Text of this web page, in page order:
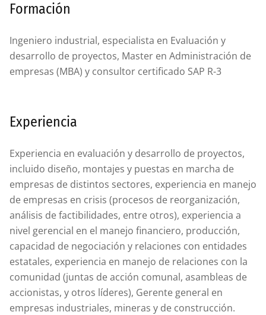
Formación
Ingeniero industrial, especialista en Evaluación y
desarrollo de proyectos, Master en Administración de
empresas (MBA) y consultor certificado SAP R-3
Experiencia
Experiencia en evaluación y desarrollo de proyectos,
incluido diseño, montajes y puestas en marcha de
empresas de distintos sectores, experiencia en manejo
de empresas en crisis (procesos de reorganización,
análisis de factibilidades, entre otros), experiencia a
nivel gerencial en el manejo financiero, producción,
capacidad de negociación y relaciones con entidades
estatales, experiencia en manejo de relaciones con la
comunidad (juntas de acción comunal, asambleas de
accionistas, y otros líderes), Gerente general en
empresas industriales, mineras y de construcción.